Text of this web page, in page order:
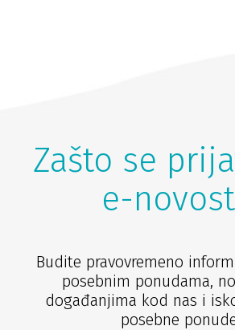
Zašto se
e-
Budite pravovremeno
posebnim ponudama,
događanjima kod nas i
posebne